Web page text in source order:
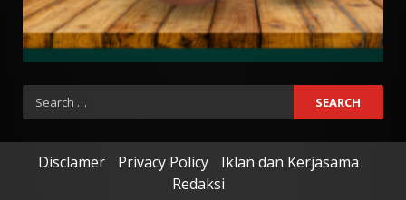
Search
for:
Disclamer Privacy Policy
Iklan dan Kerjasama
Redaksi